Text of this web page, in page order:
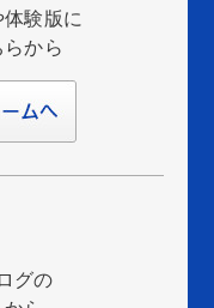
験版に
から
グの